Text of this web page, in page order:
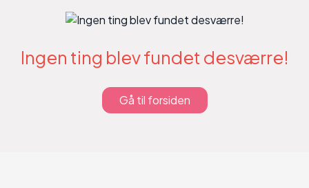
Ingen ting blev fundet desværre!
Gå til forsiden